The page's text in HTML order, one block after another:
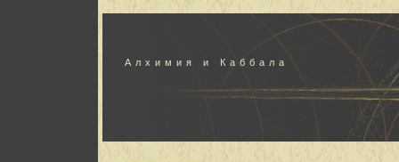
Алхимия и Каббала